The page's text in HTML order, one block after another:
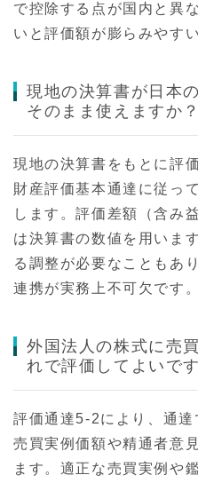
で控除する点が国内と異
いと評価額が膨らみやす
現地の決算書が日本
そのまま使えますか？
現地の決算書をもとに評
財産評価基本通達に従っ
します。評価差額（含み
は決算書の数値を用いま
る調整が必要なこともあ
連携が実務上不可欠です。
外国法人の株式に売
れで評価してよいで
評価通達5-2により、通
売買実例価額や精通者意
ます。適正な売買実例や